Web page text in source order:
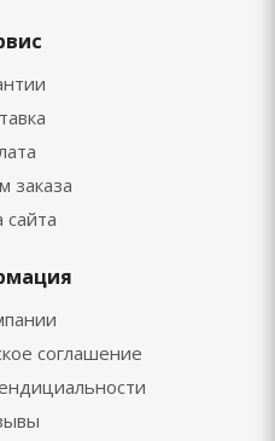
заказа
сайта
соглашение